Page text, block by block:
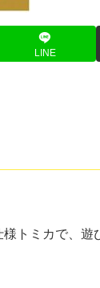
LINE
トミカで、遊